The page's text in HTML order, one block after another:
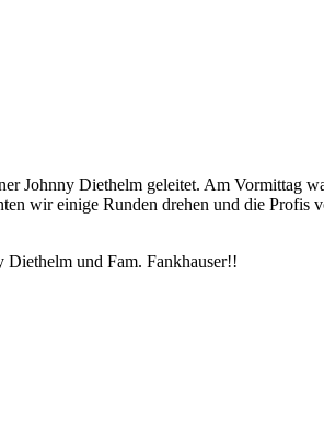
Johnny Diethelm geleitet. Am Vormittag
wir einige Runden drehen und die Profis
Diethelm und Fam. Fankhauser!!